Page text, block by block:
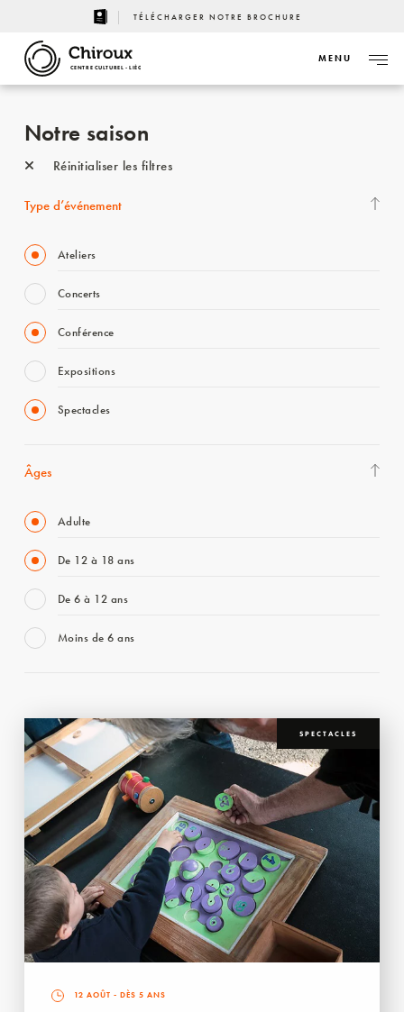
TÉLÉCHARGER NOTRE BROCHURE
CENTRE CULTUREL - LIÈGE
MENU
Notre saison
Réinitialiser les filtres
Type d’événement
Ateliers
Concerts
Conférence
Expositions
Spectacles
Âges
Adulte
De 12 à 18 ans
De 6 à 12 ans
Moins de 6 ans
SPECTACLES
12 AOÛT - DÈS 5 ANS